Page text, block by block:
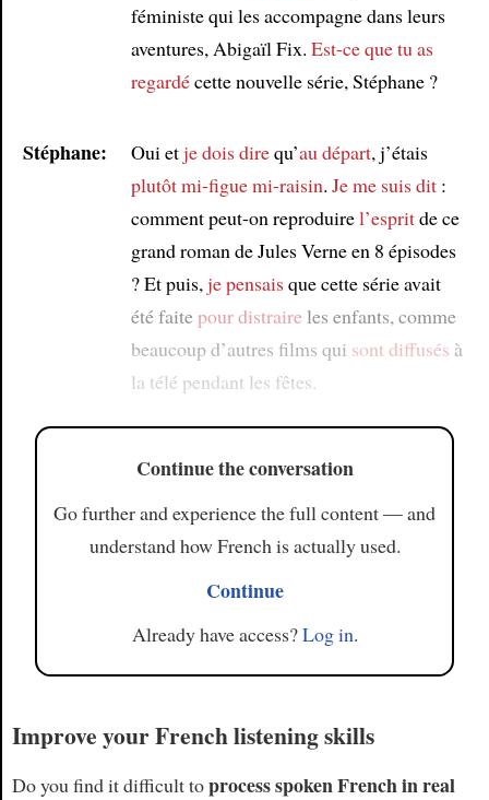
féministe qui les accompagne dans leurs
aventures, Abigaïl Fix. Est-ce que tu as
regardécette nouvelle série, Stéphane ?
Stéphane: Oui etje dois direqu’au départ, j’étais
plutôtmi-figue mi-raisin. Je me suis dit:
comment peut-on reproduirel’espritde ce
grand roman de Jules Verne en 8 épisodes
? Et puis, je pensaisque cette série avait
été faitepour distraireles enfants, comme
beaucoup d’autres films qui sont diffusés à
la télé pendant les fêtes.
Continue the conversation
Go further and experience the full content — and
understand how French is actually used.
Continue
Already have access?Log in.
Improve your French listening skills
Do you find it difficult toprocess spoken French in real